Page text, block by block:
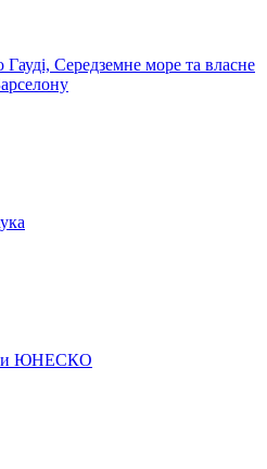
Гауді, Середземне море та власне
ЮНЕСКО